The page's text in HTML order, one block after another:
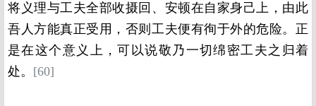
将义理与工夫全部收摄回、安顿在自家身己上，由此
吾人方能真正受用，否则工夫便有徇于外的危险。正
是在这个意义上，可以说敬乃一切绵密工夫之归着
处。 [60]